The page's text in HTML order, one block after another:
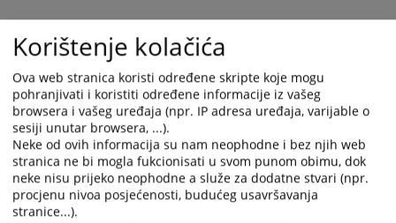
to
interact
with
the
calendar
and
select
a
date.
Press
the
to
interact
with
the
calendar
and
select
a
date.
Press
Korištenje kolačića
Ova web stranica koristi određene skripte koje mogu
pohranjivati i koristiti određene informacije iz vašeg
browsera i vašeg uređaja (npr. IP adresa uređaja, varijable o
sesiji unutar browsera, ...).
Neke od ovih informacija su nam neophodne i bez njih web
stranica ne bi mogla fukcionisati u svom punom obimu, dok
neke nisu prijeko neophodne a služe za dodatne stvari (npr.
procjenu nivoa posjećenosti, budućeg usavršavanja
stranice...).